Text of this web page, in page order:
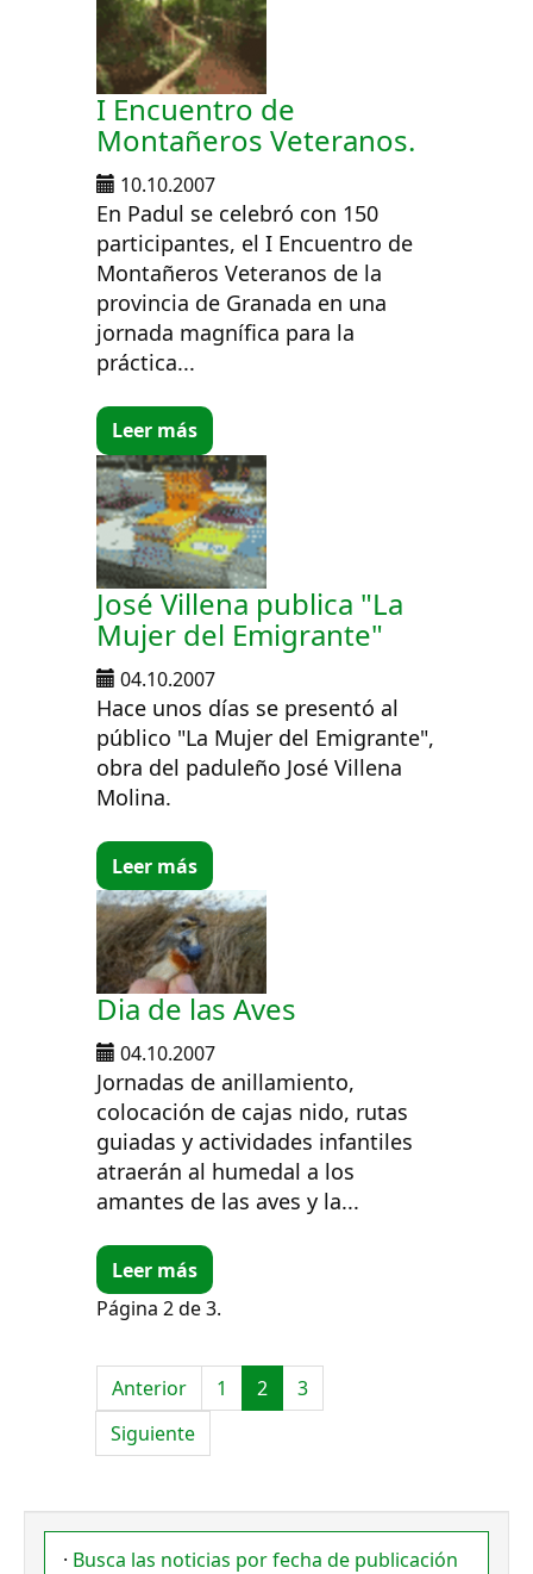
I Encuentro de
Montañeros Veteranos.
10.10.2007
En Padul se celebró con 150
participantes, el I Encuentro de
Montañeros Veteranos de la
provincia de Granada en una
jornada magnífica para la
práctica...
Leer más
José Villena publica "La
Mujer del Emigrante"
04.10.2007
Hace unos días se presentó al
público "La Mujer del Emigrante",
obra del paduleño José Villena
Molina.
Leer más
Dia de las Aves
04.10.2007
Jornadas de anillamiento,
colocación de cajas nido, rutas
guiadas y actividades infantiles
atraerán al humedal a los
amantes de las aves y la...
Leer más
Página 2 de 3.
Anterior 1 2
3
Siguiente
· Busca las noticias por fecha de publicación